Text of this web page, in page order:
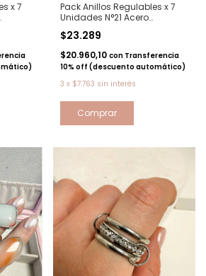
x 7
Pack Anillos Regulables x 7
Unidades N°21 Acero
quirurgico
$23.289
$20.960,10 con Transferencia
10% off (descuento automático)
3 x $7.763 sin interés